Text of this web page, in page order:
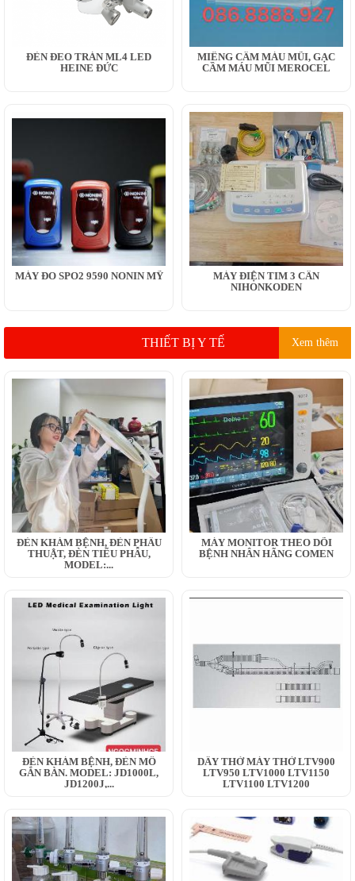
ĐÈN ĐEO TRÁN ML4 LED
HEINE ĐỨC
MIẾNG CẦM MÁU MŨI, GẠC
CẦM MÁU MŨI MEROCEL
MÁY ĐO SPO2 9590 NONIN MỸ
MÁY ĐIỆN TIM 3 CẦN
NIHONKODEN
THIẾT BỊ Y TẾ Xem thêm
ĐÈN KHÁM BỆNH, ĐÈN PHẪU
THUẬT, ĐÈN TIỂU PHẪU,
MODEL:...
MÁY MONITOR THEO DÕI
BỆNH NHÂN HÃNG COMEN
ĐÈN KHÁM BỆNH, ĐÈN MỔ
GẮN BÀN. MODEL: JD1000L,
JD1200J,...
DÂY THỞ MÁY THỞ LTV900
LTV950 LTV1000 LTV1150
LTV1100 LTV1200